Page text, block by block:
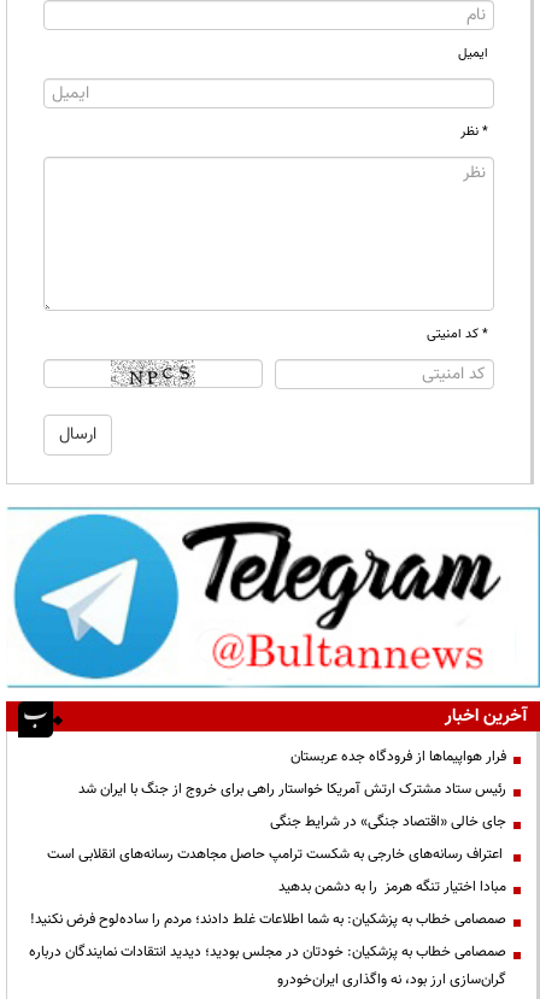
ایمیل
* نظر
* کد امنیتی
آخرین اخبار
فرار هواپیماها از فرودگاه جده عربستان
رئیس ستاد مشترک ارتش آمریکا خواستار راهی برای خروج از جنگ با ایران شد
جای خالی «اقتصاد جنگی» در شرایط جنگی
اعتراف رسانه‌های خارجی به شکست ترامپ حاصل مجاهدت رسانه‌های انقلابی است
مبادا اختیار تنگه هرمز را به دشمن بدهید
صمصامی خطاب به پزشکیان: به شما اطلاعات غلط دادند؛ مردم را ساده‌لوح فرض نکنید!
صمصامی خطاب به پزشکیان: خودتان در مجلس بودید؛ دیدید انتقادات نمایندگان درباره
گران‌سازی ارز بود، نه واگذاری ایران‌خودرو